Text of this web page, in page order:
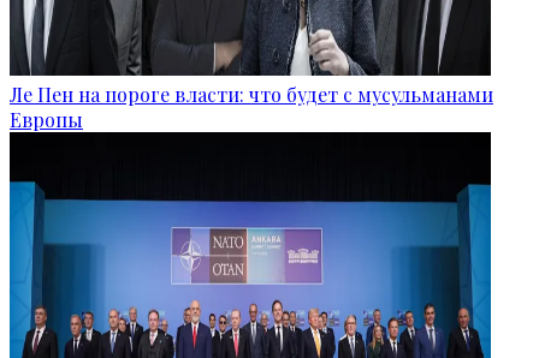
Ле Пен на пороге власти: что будет с мусульманами
Европы